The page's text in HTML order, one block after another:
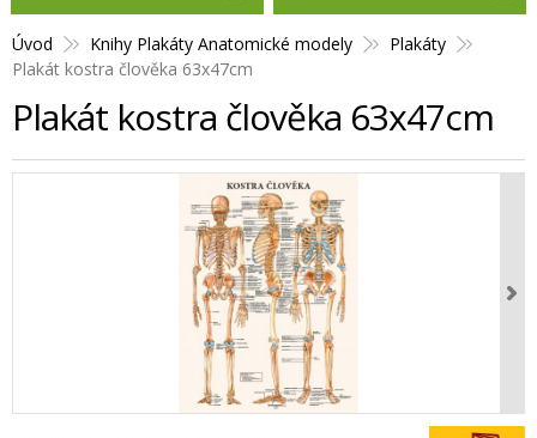
Úvod Knihy Plakáty Anatomické modely
Plakáty
Plakát kostra člověka 63x47cm
Plakát kostra člověka 63x47cm